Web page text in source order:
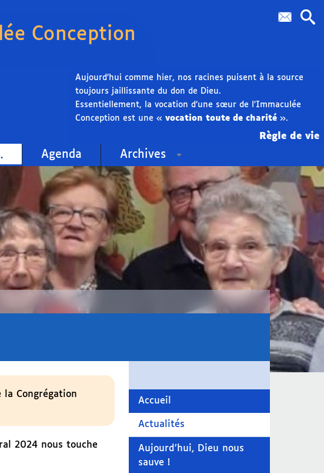
Conception
Règle de vie
Aujourd’hui comme hier, nos racines puisent à la source
toujours jaillissante du don de Dieu.
Essentiellement, la vocation d’une sœur de l’Immaculée
Conception est une « vocation toute de charité».
Agenda Archives
Congrégation
2024 nous touche
Accueil
Actualités
Aujourd’hui, Dieu nous
sauve !